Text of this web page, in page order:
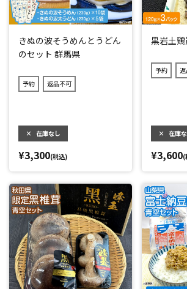
きぬの波そうめんとうどん
のセット 群馬県
予約 返品不可
× 在庫なし
¥3,300(税込)
黒岩土
予約
× 在庫
¥3,600(